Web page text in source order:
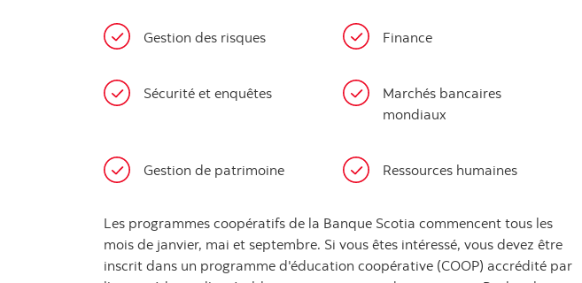
Gestion des risques Finance
Sécurité et enquêtes
Marchés bancaires
mondiaux
Gestion de patrimoine Ressources humaines
Les programmes coopératifs de la Banque Scotia commencent tous les
mois de janvier, mai et septembre. Si vous êtes intéressé, vous devez être
inscrit dans un programme d'éducation coopérative (COOP) accrédité par